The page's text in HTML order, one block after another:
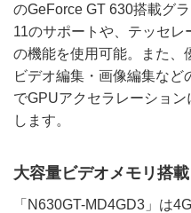
のGeForce GT 630搭載グ
11のサポートや、テッセ
の機能を使用可能。また、
ビデオ編集・画像編集な
でGPUアクセラレーショ
します。
大容量ビデオメモリ搭載
「N630GT-MD4GD3」は